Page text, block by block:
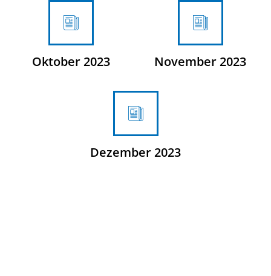
Oktober 2023 November 2023
Dezember 2023